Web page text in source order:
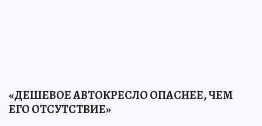
«ДЕШЕВОЕ АВТОКРЕСЛО ОПАСНЕЕ, ЧЕМ
ЕГО ОТСУТСТВИЕ»